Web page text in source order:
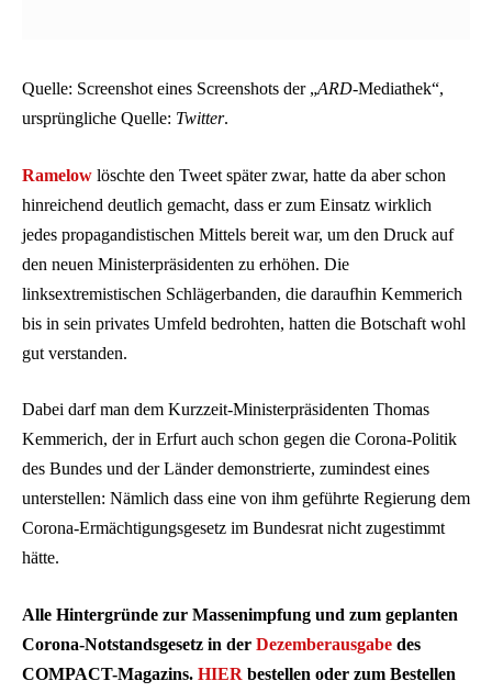
Quelle: Screenshot eines Screenshots der „ARD-Mediathek“,
ursprüngliche Quelle: Twitter.
Ramelow löschte den Tweet später zwar, hatte da aber schon
hinreichend deutlich gemacht, dass er zum Einsatz wirklich
jedes propagandistischen Mittels bereit war, um den Druck auf
den neuen Ministerpräsidenten zu erhöhen. Die
linksextremistischen Schlägerbanden, die daraufhin Kemmerich
bis in sein privates Umfeld bedrohten, hatten die Botschaft wohl
gut verstanden.
Dabei darf man dem Kurzzeit-Ministerpräsidenten Thomas
Kemmerich, der in Erfurt auch schon gegen die Corona-Politik
des Bundes und der Länder demonstrierte, zumindest eines
unterstellen: Nämlich dass eine von ihm geführte Regierung dem
Corona-Ermächtigungsgesetz im Bundesrat nicht zugestimmt
hätte.
Alle Hintergründe zur Massenimpfung und zum geplanten
Corona-Notstandsgesetz in der Dezemberausgabe des
COMPACT-Magazins. HIER bestellen oder zum Bestellen